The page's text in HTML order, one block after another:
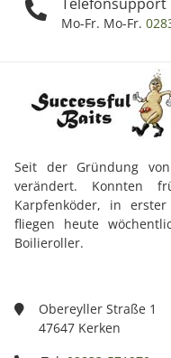
Mo-Fr. Mo-Fr.
Seit der Gründung
verändert. Konnten
Karpfenköder, in
fliegen heute
Boilieroller.
Obereyller Straße 1
47647 Kerken